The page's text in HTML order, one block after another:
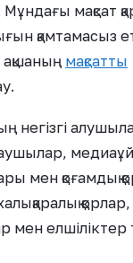
мақсат
қамтамасыз
мақсатты
негізгі
мен қоғамдық
мен